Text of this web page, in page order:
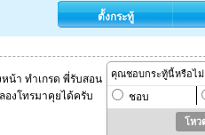
ตั้งกระทู้
คุณชอบกระทู้นี้หรือไม่
ชอบ
น้า ทำเกรด พี่รับสอน
งโทรมาคุยได้ครับ